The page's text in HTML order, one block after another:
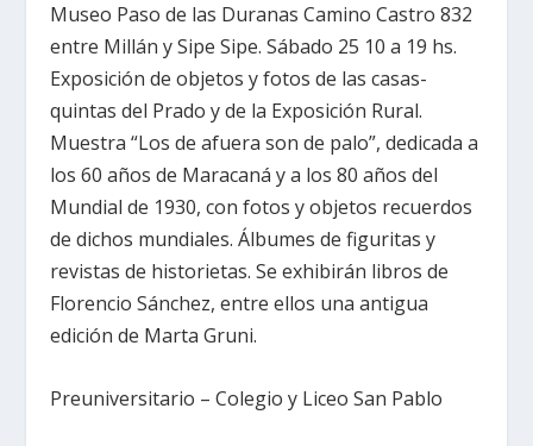
Museo Paso de las Duranas Camino Castro 832
entre Millán y Sipe Sipe. Sábado 25 10 a 19 hs.
Exposición de objetos y fotos de las casas-
quintas del Prado y de la Exposición Rural.
Muestra “Los de afuera son de palo”, dedicada a
los 60 años de Maracaná y a los 80 años del
Mundial de 1930, con fotos y objetos recuerdos
de dichos mundiales. Álbumes de figuritas y
revistas de historietas. Se exhibirán libros de
Florencio Sánchez, entre ellos una antigua
edición de Marta Gruni.
Preuniversitario – Colegio y Liceo San Pablo